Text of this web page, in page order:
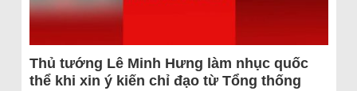
Thủ tướng Lê Minh Hưng làm nhục quốc
thể khi xin ý kiến chỉ đạo từ Tổng thống